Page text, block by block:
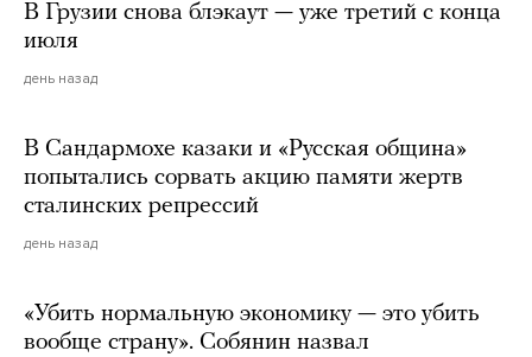
В Грузии снова блэкаут — уже третий с конца
июля
день назад
В Сандармохе казаки и «Русская община»
попытались сорвать акцию памяти жертв
сталинских репрессий
день назад
«Убить нормальную экономику — это убить
вообще страну». Собянин назвал